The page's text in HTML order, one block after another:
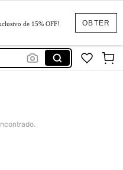
OBTER
de 15% OFF!